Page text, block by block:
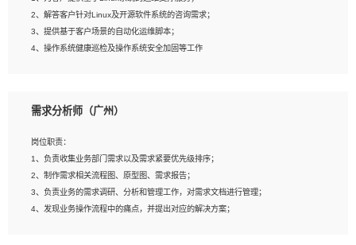
5、踏实， 勤奋，愿意在工作中不断学习，提高自我；
6、能与同事友好相处。
2、解答客户针对Linux及开源软件系统的咨询需求；
3、提供基于客户场景的自动化运维脚本；
4、操作系统健康巡检及操作系统安全加固等工作
1、全日制本科计算机相关专业毕业，3年以上相关工作经验；
3、熟练使用脚本语言，shell/python任一种，熟练使用Ansible
4、熟悉linux常见服务、中间件的基本原理、部署以及故障处理，如：Mysql、
Apache、Nginx、Zabbix、Kafka等
5、熟悉主流虚拟化技术，如：VMware、KVM
6、具备网络方面的基础知识，熟悉常见的网络协议，如TCP/IP，转发原理，路由优
需求分析师（广州）
岗位职责：
1、负责收集业务部门需求以及需求紧要优先级排序；
2、制作需求相关流程图、原型图、需求报告；
3、负责业务的需求调研、分析和管理工作，对需求文档进行管理；
4、发现业务操作流程中的痛点，并提出对应的解决方案；